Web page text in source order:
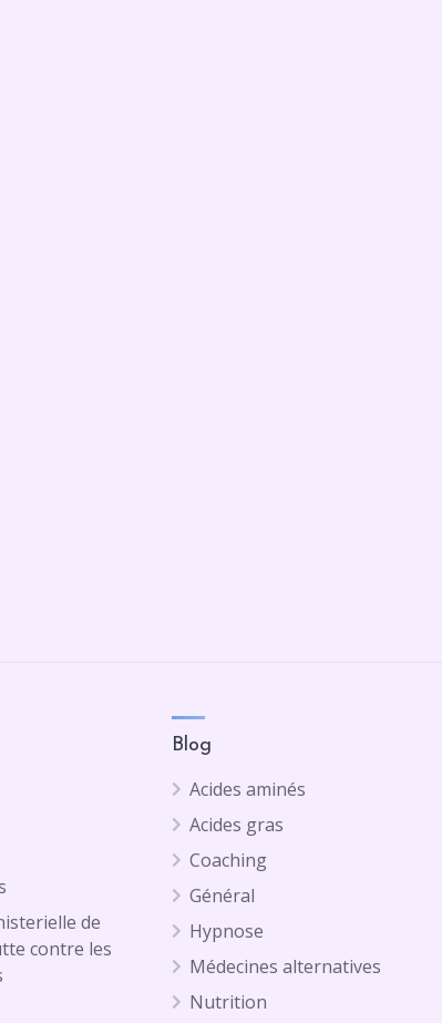
de
contre les
Blog
Acides aminés
Acides gras
Coaching
Général
Hypnose
Médecines alternatives
Nutrition